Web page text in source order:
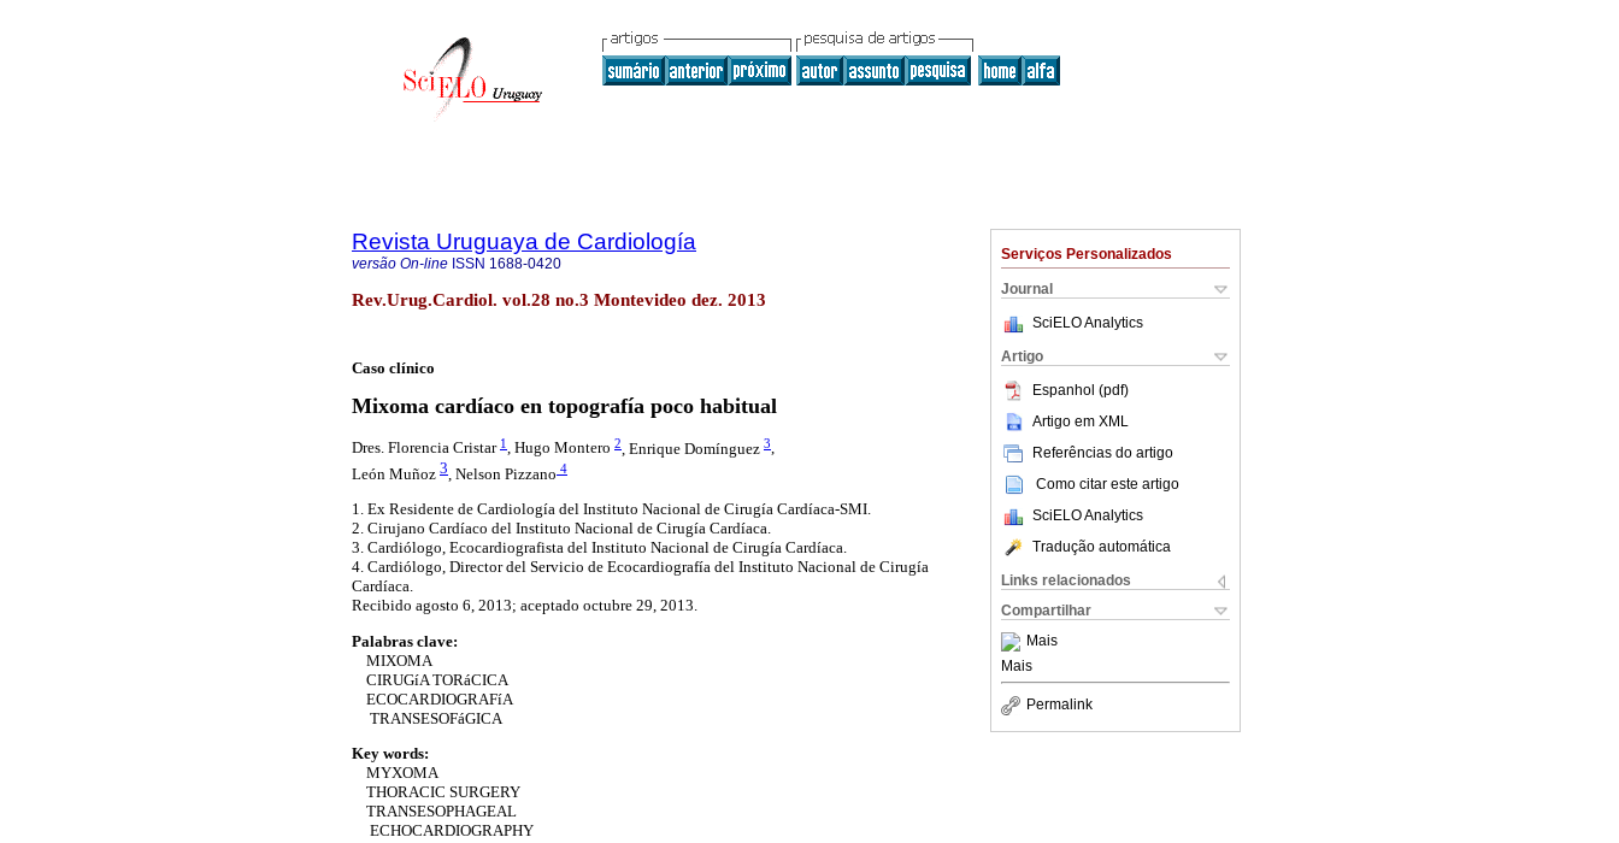
Serviços Personalizados
Journal
SciELO Analytics
Artigo
Espanhol (pdf)
Artigo em XML
Referências do artigo
Como citar este artigo
SciELO Analytics
Tradução automática
Links relacionados
Compartilhar
Mais
Mais
Permalink
Revista Uruguaya de Cardiología
versão On-line ISSN 1688-0420
Rev.Urug.Cardiol. vol.28 no.3 Montevideo dez. 2013
Caso clínico
Mixoma cardíaco en topografía poco habitual
Dres. Florencia Cristar 1, Hugo Montero 2 , Enrique Domínguez 3,
León Muñoz 3, Nelson Pizzano 4
1. Ex Residente de Cardiología del Instituto Nacional de Cirugía Cardíaca-SMI.
2. Cirujano Cardíaco del Instituto Nacional de Cirugía Cardíaca.
3. Cardiólogo, Ecocardiografista del Instituto Nacional de Cirugía Cardíaca.
4. Cardiólogo, Director del Servicio de Ecocardiografía del Instituto Nacional de Cirugía
Cardíaca.
Recibido agosto 6, 2013; aceptado octubre 29, 2013.
Palabras clave:
MIXOMA
CIRUGíA TORáCICA
ECOCARDIOGRAFíA
TRANSESOFáGICA
Key words:
MYXOMA
THORACIC SURGERY
TRANSESOPHAGEAL
ECHOCARDIOGRAPHY